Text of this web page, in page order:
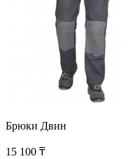
Брюки Двин
15 100 ₸